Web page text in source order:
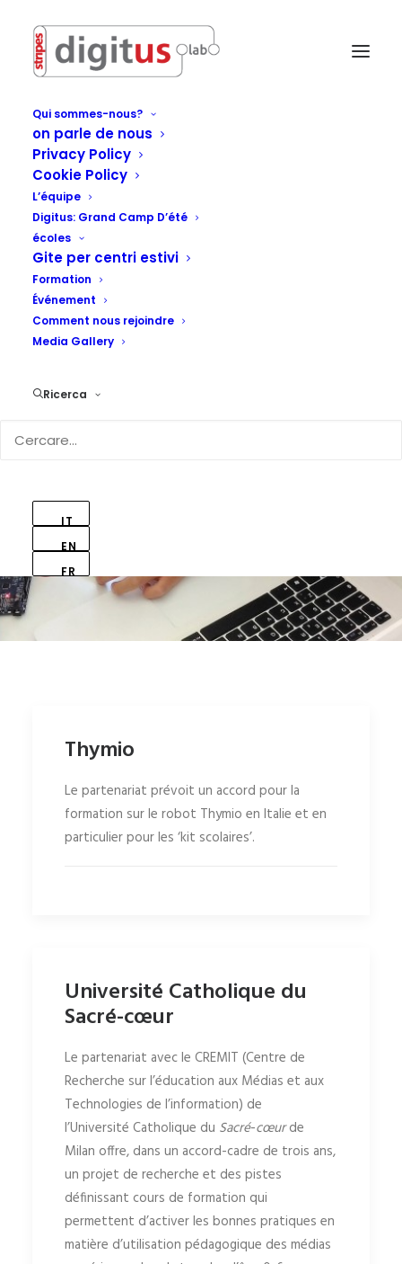
Qui sommes-nous?
on parle de nous
Privacy Policy
Cookie Policy
L’équipe
Digitus: Grand Camp D’été
écoles
Gite per centri estivi
Formation
Événement
Comment nous rejoindre
Media Gallery
Ricerca
IT
EN
FR
Thymio
Le partenariat prévoit un accord pour la
formation sur le robot Thymio en Italie et en
particulier pour les ‘kit scolaires’.
Université Catholique du
Sacré-cœur
Le partenariat avec le CREMIT (Centre de
Recherche sur l’éducation aux Médias et aux
Technologies de l’information) de
l’Université Catholique du Sacré-cœurde
Milan offre, dans un accord-cadre de trois ans,
un projet de recherche et des pistes
définissant cours de formation qui
permettent d’activer les bonnes pratiques en
matière d’utilisation pédagogique des médias